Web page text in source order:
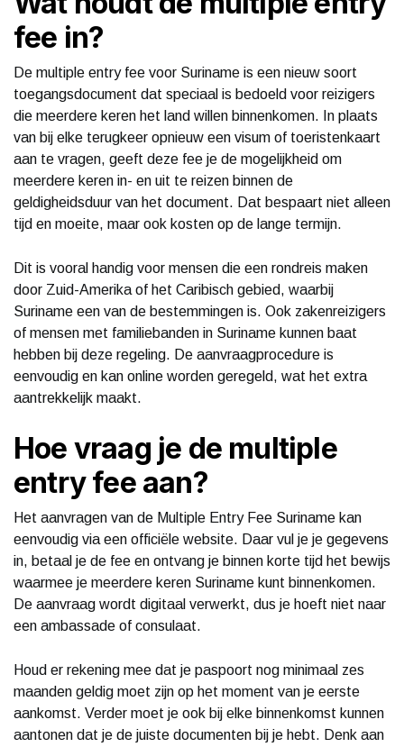
fee in?
De multiple entry fee voor Suriname is een nieuw soort
toegangsdocument dat speciaal is bedoeld voor reizigers
die meerdere keren het land willen binnenkomen. In plaats
van bij elke terugkeer opnieuw een visum of toeristenkaart
aan te vragen, geeft deze fee je de mogelijkheid om
meerdere keren in- en uit te reizen binnen de
geldigheidsduur van het document. Dat bespaart niet alleen
tijd en moeite, maar ook kosten op de lange termijn.
Dit is vooral handig voor mensen die een rondreis maken
door Zuid-Amerika of het Caribisch gebied, waarbij
Suriname een van de bestemmingen is. Ook zakenreizigers
of mensen met familiebanden in Suriname kunnen baat
hebben bij deze regeling. De aanvraagprocedure is
eenvoudig en kan online worden geregeld, wat het extra
aantrekkelijk maakt.
Hoe vraag je de multiple
entry fee aan?
Het aanvragen van de Multiple Entry Fee Suriname kan
eenvoudig via een officiële website. Daar vul je je gegevens
in, betaal je de fee en ontvang je binnen korte tijd het bewijs
waarmee je meerdere keren Suriname kunt binnenkomen.
De aanvraag wordt digitaal verwerkt, dus je hoeft niet naar
een ambassade of consulaat.
Houd er rekening mee dat je paspoort nog minimaal zes
maanden geldig moet zijn op het moment van je eerste
aankomst. Verder moet je ook bij elke binnenkomst kunnen
aantonen dat je de juiste documenten bij je hebt. Denk aan